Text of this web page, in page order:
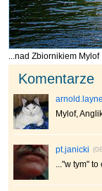
...nad Zbiornikiem Mylof
Komentarze
arnold.layne
Mylof,
pt.janicki
..."w tym" to